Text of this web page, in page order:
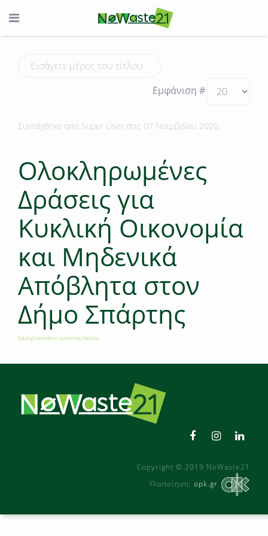
Εμφάνιση #
Συντάχθηκε από Super User στις 07 Νοεμβρίου 2020.
Ολοκληρωμένες
Δράσεις για
Κυκλική Οικονομία
και Μηδενικά
Απόβλητα στον
Δήμο Σπάρτης
FaLang translation system by Faboba
Copyright © 2019 NoWaste21
Υλοποίηση: opk.gr